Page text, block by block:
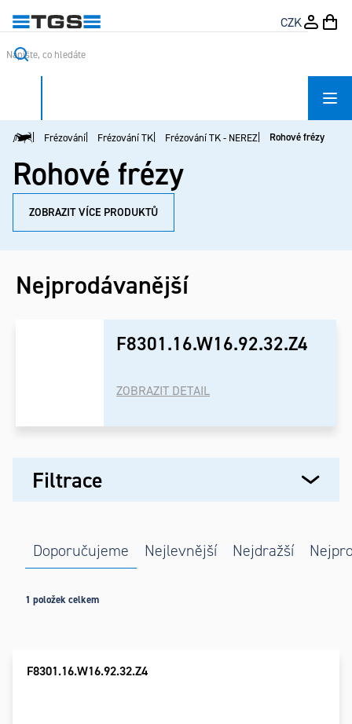
na
obsah
CZK
Domů Frézování Frézování TK Frézování TK - NEREZ Rohové frézy
Rohové frézy
ZOBRAZIT VÍCE PRODUKTŮ
Nejprodávanější
F8301.16.W16.92.32.Z4
ZOBRAZIT DETAIL
Řazení
produktů
Doporučujeme Nejlevnější Nejdražší
1 položek celkem
Filtrace
Výpis
F8301.16.W16.92.32.Z4